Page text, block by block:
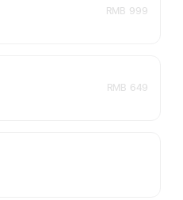
RMB 999
RMB 649